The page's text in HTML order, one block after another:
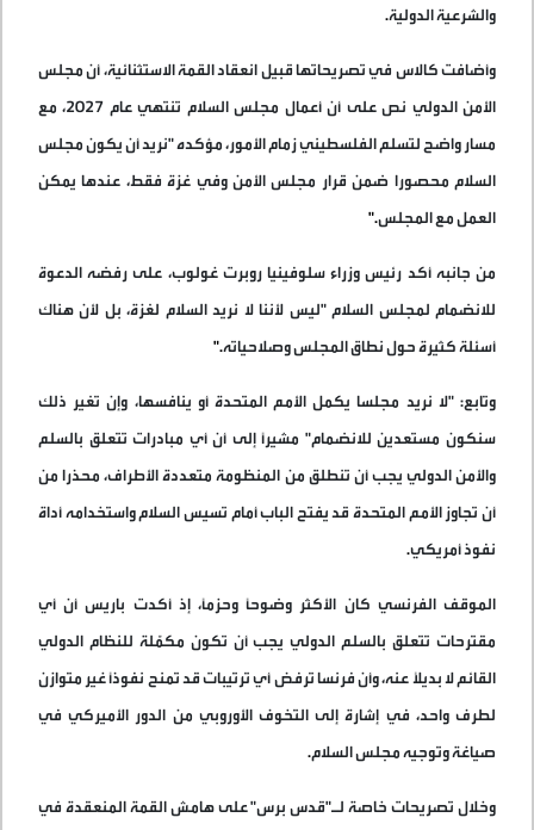
والشرعية الدولية.
وأضافت كالاس في تصريحاتها قبيل انعقاد القمة الاستثنائية، أن مجلس
الأمن الدولي نص على أن أعمال مجلس السلام تنتهي عام 2027، مع
مسار واضح لتسلم الفلسطيني زمام الأمور، مؤكده "نريد أن يكون مجلس
السلام محصورا ضمن قرار مجلس الأمن وفي غزة فقط، عندها يمكن
العمل مع المجلس".
من جانبه أكد رئيس وزراء سلوفينيا روبرت غولوب، على رفضه الدعوة
للانضمام لمجلس السلام "ليس لأننا لا نريد السلام لغزة، بل لأن هناك
أسئلة كثيرة حول نطاق المجلس وصلاحياته".
وتابع: "لا نريد مجلسا يكمل الأمم المتحدة أو ينافسها، وإن تغير ذلك
سنكون مستعدين للانضمام" مشيراً إلى أن أي مبادرات تتعلق بالسلم
والأمن الدولي يجب أن تنطلق من المنظومة متعددة الأطراف، محذرا من
أن تجاوز الأمم المتحدة قد يفتح الباب أمام تسيس السلام واستخدامه أداة
نفوذ أمريكي.
الموقف الفرنسي كان الأكثر وضوحًا وحزمًا، إذ أكدت باريس أن أي
مقترحات تتعلق بالسلم الدولي يجب أن تكون مكمّلة للنظام الدولي
القائم لا بديلاً عنه، وأن فرنسا ترفض أي ترتيبات قد تمنح نفوذًا غير متوازن
لطرف واحد، في إشارة إلى التخوف الأوروبي من الدور الأميركي في
صياغة وتوجيه مجلس السلام.
وخلال تصريحات خاصة لـ"قدس برس" على هامش القمة المنعقدة في